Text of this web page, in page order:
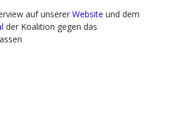
auf unserer Website und dem
der Koalition gegen das